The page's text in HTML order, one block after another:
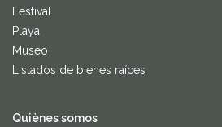
Festival
Playa
Museo
Listados de bienes raíces
Quiènes somos